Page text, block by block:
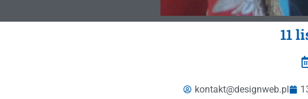
11
kontakt@designweb.pl